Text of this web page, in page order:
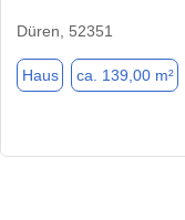
Düren, 52351
Haus ca. 139,00 m²